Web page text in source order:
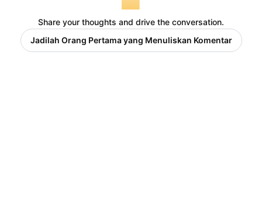
Share your thoughts and drive the conversation.
Jadilah Orang Pertama yang Menuliskan Komentar